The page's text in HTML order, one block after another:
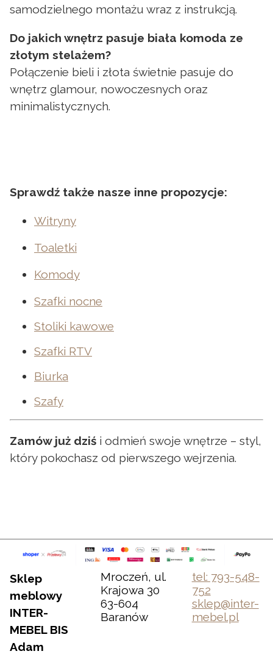
samodzielnego montażu wraz z instrukcją.
Do jakich wnętrz pasuje biała komoda ze
złotym stelażem?
Połączenie bieli i złota świetnie pasuje do
wnętrz glamour, nowoczesnych oraz
minimalistycznych.
Sprawdź także nasze inne propozycje:
Witryny
Toaletki
Komody
Szafki nocne
Stoliki kawowe
Szafki RTV
Biurka
Szafy
Zamów już dziś i odmień swoje wnętrze – styl,
który pokochasz od pierwszego wejrzenia.
Sklep
meblowy
INTER-
MEBEL BIS
Adam
Mroczeń, ul.
Krajowa 30
63-604
Baranów
tel: 793-548-
752
sklep@inter-
mebel.pl